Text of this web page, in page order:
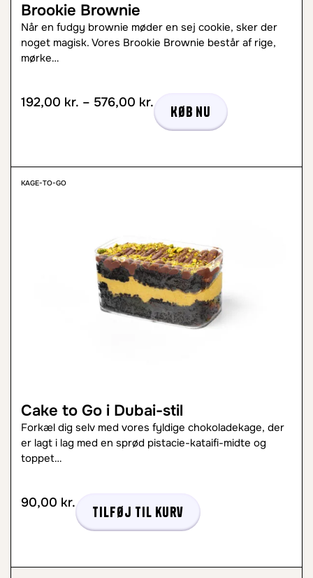
Brookie Brownie
Når en fudgy brownie møder en sej cookie, sker der
noget magisk. Vores Brookie Brownie består af rige,
mørke…
192,00 kr. – 576,00 kr.
Køb nu
KAGE-TO-GO
Cake to Go i Dubai-stil
Forkæl dig selv med vores fyldige chokoladekage, der
er lagt i lag med en sprød pistacie-kataifi-midte og
toppet…
90,00 kr.
Tilføj til kurv